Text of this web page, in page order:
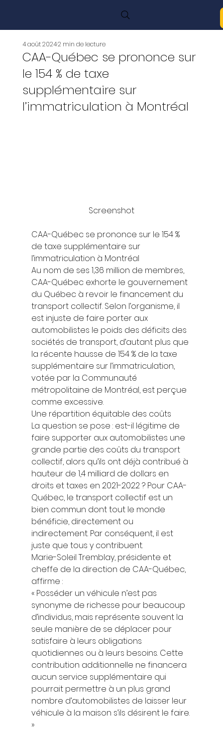
CAA-Québec se prononce sur
le 154 % de taxe
supplémentaire sur
l’immatriculation à Montréal
4 août 20242 min de lecture
Screenshot
CAA-Québec se prononce sur le 154 %
de taxe supplémentaire sur
l’immatriculation à Montréal
Au nom de ses 1,36 million de membres,
CAA-Québec exhorte le gouvernement
du Québec à revoir le financement du
transport collectif. Selon l’organisme, il
est injuste de faire porter aux
automobilistes le poids des déficits des
sociétés de transport, d’autant plus que
la récente hausse de 154 % de la taxe
supplémentaire sur l’immatriculation,
votée par la Communauté
métropolitaine de Montréal, est perçue
comme excessive.
Une répartition équitable des coûts
La question se pose : est-il légitime de
faire supporter aux automobilistes une
grande partie des coûts du transport
collectif, alors qu’ils ont déjà contribué à
hauteur de 1,4 milliard de dollars en
droits et taxes en 2021-2022 ? Pour CAA-
Québec, le transport collectif est un
bien commun dont tout le monde
bénéficie, directement ou
indirectement. Par conséquent, il est
juste que tous y contribuent.
Marie-Soleil Tremblay, présidente et
cheffe de la direction de CAA-Québec,
affirme :
« Posséder un véhicule n’est pas
synonyme de richesse pour beaucoup
d’individus, mais représente souvent la
seule manière de se déplacer pour
satisfaire à leurs obligations
quotidiennes ou à leurs besoins. Cette
contribution additionnelle ne financera
aucun service supplémentaire qui
pourrait permettre à un plus grand
nombre d’automobilistes de laisser leur
véhicule à la maison s’ils désirent le faire.
»